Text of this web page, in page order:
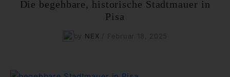
Die begehbare, historische Stadtmauer in
Pisa
NEX